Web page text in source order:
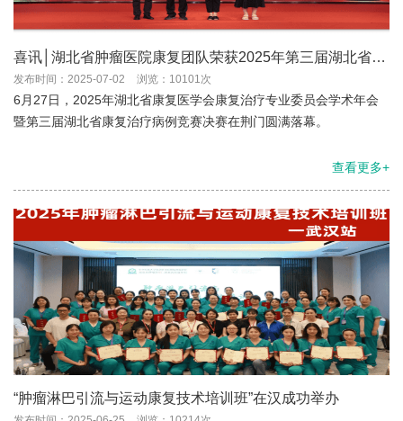
喜讯│湖北省肿瘤医院康复团队荣获2025年第三届湖北省康
复治疗病例竞赛决赛一等奖
发布时间：2025-07-02 浏览：10101次
6月27日，2025年湖北省康复医学会康复治疗专业委员会学术年会
暨第三届湖北省康复治疗病例竞赛决赛在荆门圆满落幕。
查看更多+
“肿瘤淋巴引流与运动康复技术培训班”在汉成功举办